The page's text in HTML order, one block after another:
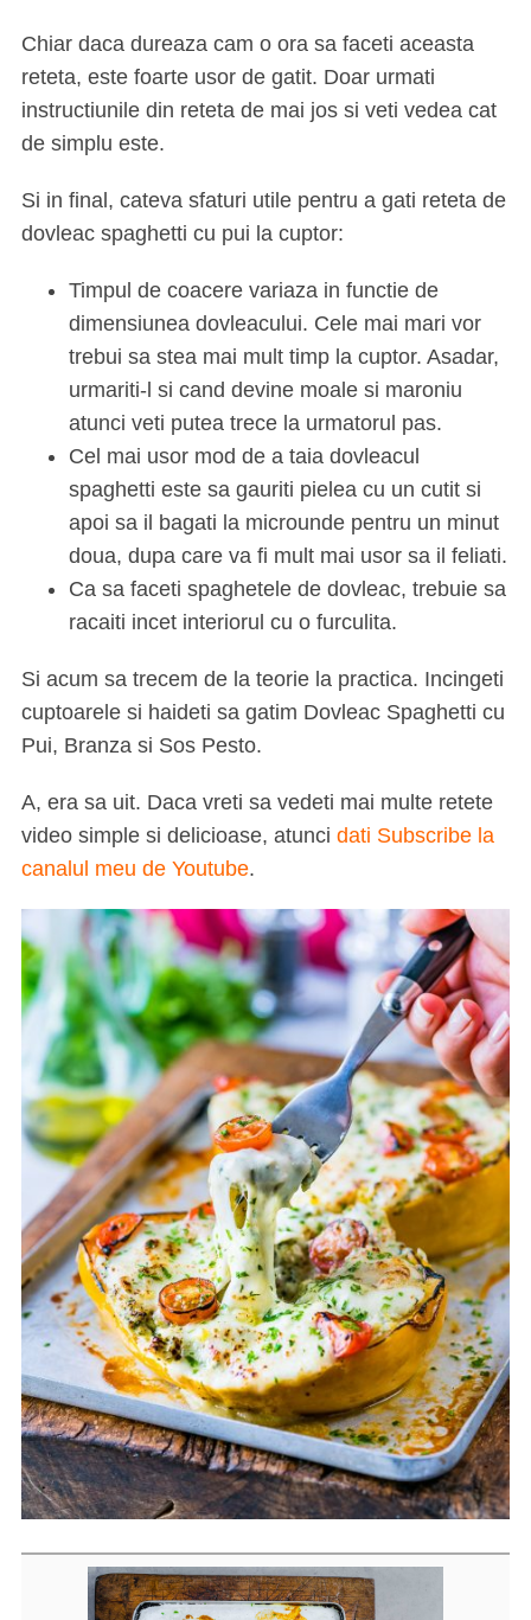
Chiar daca dureaza cam o ora sa faceti aceasta
reteta, este foarte usor de gatit. Doar urmati
instructiunile din reteta de mai jos si veti vedea cat
de simplu este.
Si in final, cateva sfaturi utile pentru a gati reteta de
dovleac spaghetti cu pui la cuptor:
Timpul de coacere variaza in functie de
dimensiunea dovleacului. Cele mai mari vor
trebui sa stea mai mult timp la cuptor. Asadar,
urmariti-l si cand devine moale si maroniu
atunci veti putea trece la urmatorul pas.
Cel mai usor mod de a taia dovleacul
spaghetti este sa gauriti pielea cu un cutit si
apoi sa il bagati la microunde pentru un minut
doua, dupa care va fi mult mai usor sa il feliati.
Ca sa faceti spaghetele de dovleac, trebuie sa
racaiti incet interiorul cu o furculita.
Si acum sa trecem de la teorie la practica. Incingeti
cuptoarele si haideti sa gatim Dovleac Spaghetti cu
Pui, Branza si Sos Pesto.
A, era sa uit. Daca vreti sa vedeti mai multe retete
video simple si delicioase, atunci dati Subscribe la
canalul meu de Youtube.